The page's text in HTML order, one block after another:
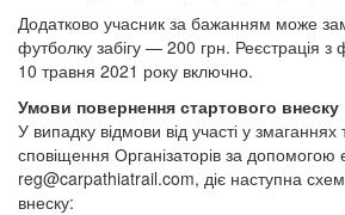
Додатково учасник за бажанням може
футболку забігу — 200 грн. Реєстрація
10 травня 2021 року включно.
Умови повернення стартового внеску
У випадку відмови від участі у
сповіщення Організаторів за допомогою
reg@carpathiatrail.com, діє наступна
внеску: